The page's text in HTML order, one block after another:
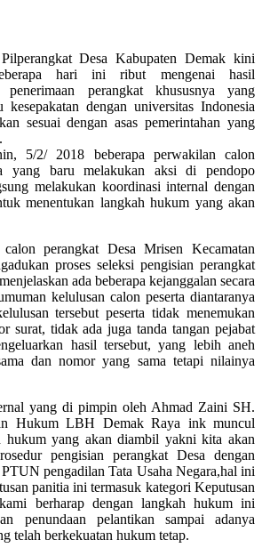
Desa Kabupaten Demak kini
hari ini ribut mengenai hasil
penerimaan perangkat khususnya yang
dengan universitas Indonesia
sesuai dengan asas pemerintahan yang
5/2/ 2018 beberapa perwakilan calon
yang baru melakukan aksi di pendopo
melakukan koordinasi internal dengan
menentukan langkah hukum yang akan
perangkat Desa Mrisen Kecamatan
proses seleksi pengisian perangkat
ada beberapa kejanggalan secara
kelulusan calon peserta diantaranya
tersebut peserta tidak menemukan
surat, tidak ada juga tanda tangan pejabat
hasil tersebut, yang lebih aneh
dan nomor yang sama tetapi nilainya
yang di pimpin oleh Ahmad Zaini SH.
Hukum LBH Demak Raya ink muncul
hukum yang akan diambil yakni kita akan
pengisian perangkat Desa dengan
pengadilan Tata Usaha Negara,hal ini
panitia ini termasuk kategori Keputusan
berharap dengan langkah hukum ini
penundaan pelantikan sampai adanya
telah berkekuatan hukum tetap.